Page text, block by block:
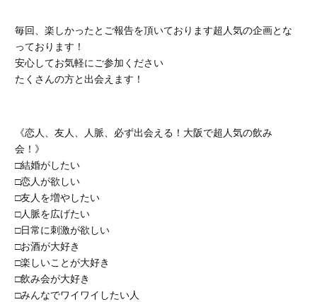
毎回、楽しかったとご報告を頂いております超人気の企画とな
っております！
安心してお気軽にご参加ください
たくさんの方と出会えます！
《恋人、友人、人脈、必ず出会える！大阪で超人気の飲み
会！》
□結婚がしたい
□恋人が欲しい
□友人を増やしたい
□人脈を広げたい
□日常に刺激が欲しい
□お酒が大好き
□楽しいことが大好き
□飲み会が大好き
□みんなでワイワイしたい人